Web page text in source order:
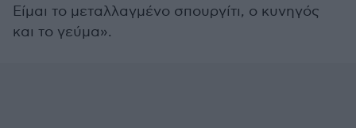
Είμαι το μεταλλαγμένο σπουργίτι, ο κυνηγός
και το γεύμα».